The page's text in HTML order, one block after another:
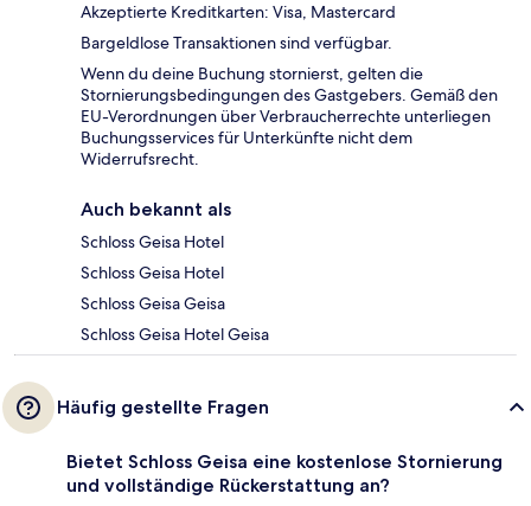
Akzeptierte Kreditkarten: Visa, Mastercard
Bargeldlose Transaktionen sind verfügbar.
Wenn du deine Buchung stornierst, gelten die
Stornierungsbedingungen des Gastgebers. Gemäß den
EU-Verordnungen über Verbraucherrechte unterliegen
Buchungsservices für Unterkünfte nicht dem
Widerrufsrecht.
Auch bekannt als
Schloss Geisa Hotel
Schloss Geisa Hotel
Schloss Geisa Geisa
Schloss Geisa Hotel Geisa
Häufig gestellte Fragen
Bietet Schloss Geisa eine kostenlose Stornierung
und vollständige Rückerstattung an?